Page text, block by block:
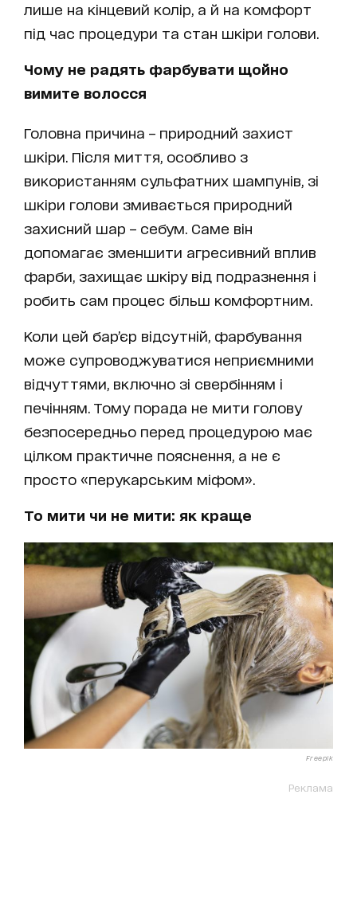
лише на кінцевий колір, а й на комфорт
під час процедури та стан шкіри голови.
Чому не радять фарбувати щойно
вимите волосся
Головна причина – природний захист
шкіри. Після миття, особливо з
використанням сульфатних шампунів, зі
шкіри голови змивається природний
захисний шар – себум. Саме він
допомагає зменшити агресивний вплив
фарби, захищає шкіру від подразнення і
робить сам процес більш комфортним.
Коли цей бар’єр відсутній, фарбування
може супроводжуватися неприємними
відчуттями, включно зі свербінням і
печінням. Тому порада не мити голову
безпосередньо перед процедурою має
цілком практичне пояснення, а не є
просто «перукарським міфом».
То мити чи не мити: як краще
Freepik
Реклама